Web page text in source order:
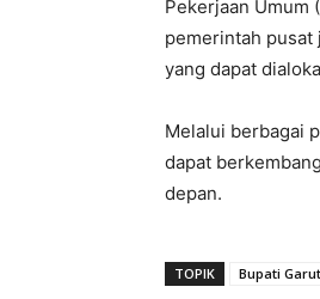
Pekerjaan Umum
pemerintah pusat
yang dapat
Melalui berbagai
dapat
depan.
TOPIK Bupati Garut